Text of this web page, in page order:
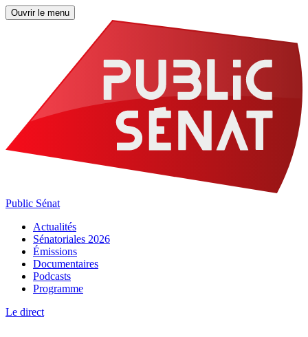
Ouvrir le menu
Public Sénat
Actualités
Sénatoriales 2026
Émissions
Documentaires
Podcasts
Programme
Le direct